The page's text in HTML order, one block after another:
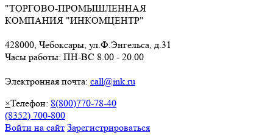
"ТОРГОВО-ПРОМЫШЛЕННАЯ
КОМПАНИЯ "ИНКОМЦЕНТР"
428000, Чебоксары, ул.Ф.Энгельса, д.31
Часы работы: ПН-ВС 8.00 - 20.00
Электронная почта: call@ink.ru
×Телефон: 8(800)770-78-40
(8352) 700-800
Войти на сайт Зарегистрироваться